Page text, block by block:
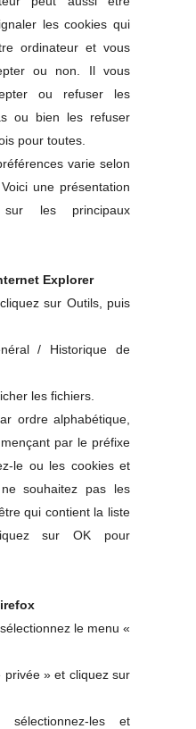
les cookies qui
ordinateur et vous
ou non. Il vous
ou refuser les
ou bien les refuser
pour toutes.
varie selon
une présentation
les principaux
Explorer
sur Outils, puis
/ Historique de
les fichiers.
ordre alphabétique,
par le préfixe
le ou les cookies et
souhaitez pas les
qui contient la liste
sur OK pour
le menu «
privée » et cliquez sur
les et